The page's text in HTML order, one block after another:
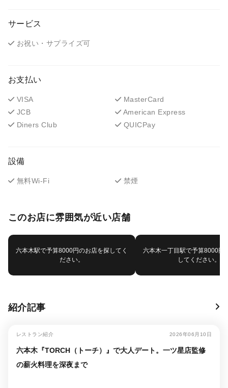
サービス
お祝い・サプライズ可
お支払い
VISA
MasterCard
JCB
American Express
Diners Club
QUICPay
設備
無料Wi-Fi 禁煙
このお店に雰囲気が近い店舗
六本木駅で予算8000円のお店を探してく
ださい。
六本木一丁目駅で予算8000円
してください。
紹介記事
レストラン紹介 2026年06月10日
六本木『TORCH（トーチ）』で大人デート。一ツ星店監修
の薪火料理を深夜まで